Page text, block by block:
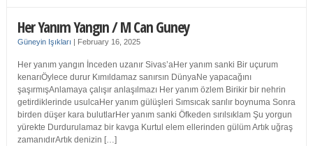
Her Yanım Yangın / M Can Guney
Güneyin Işıkları | February 16, 2025
Her yanım yangın İnceden uzanır Sivas’aHer yanım sanki Bir uçurum
kenarıÖylece durur Kımıldamaz sanırsın DünyaNe yapacağını
şaşırmışAnlamaya çalışır anlaşılmazı Her yanım özlem Birikir bir nehrin
getirdiklerinde usulcaHer yanım gülüşleri Sımsıcak sarılır boynuma Sonra
birden düşer kara bulutlarHer yanım sanki Öfkeden sırılsıklam Şu yorgun
yürekte Durdurulamaz bir kavga Kurtul elem ellerinden gülüm Artık uğraş
zamanıdırArtık denizin […]